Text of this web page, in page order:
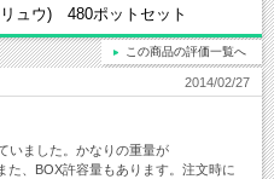
リュウ) 480ポットセット
この商品の評価一覧へ
2014/02/27
いました。かなりの重量が
た、BOX許容量もあります。注文時に